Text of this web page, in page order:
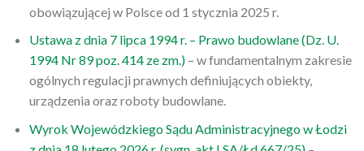
obowiązującej w Polsce od 1 stycznia 2025 r.
Ustawa z dnia 7 lipca 1994 r. – Prawo budowlane (Dz. U.
1994 Nr 89 poz. 414 ze zm.)– w fundamentalnym zakresie
ogólnych regulacji prawnych definiujących obiekty,
urządzenia oraz roboty budowlane.
Wyrok Wojewódzkiego Sądu Administracyjnego w Łodzi